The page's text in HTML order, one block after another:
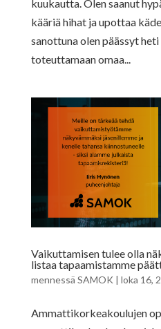
kuukautta. Olen saanut
kääriä hihat ja upottaa
sanottuna olen päässyt
toteuttamaan omaa...
Vaikuttamisen tulee olla
listaa tapaamistamme
mennessä SAMOK | loka 16,
Ammattikorkeakoulujen